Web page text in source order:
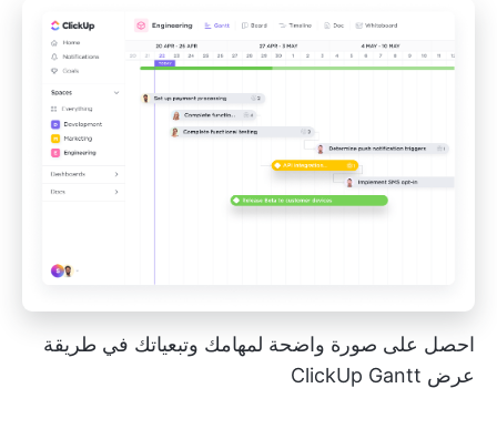
احصل على صورة واضحة لمهامك وتبعياتك في طريقة
عرض ClickUp Gantt